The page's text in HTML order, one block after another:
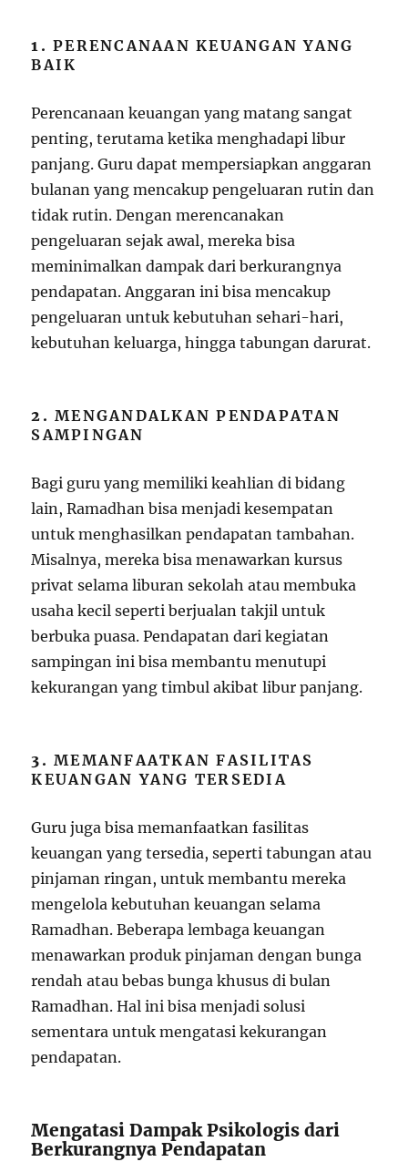
1.PERENCANAAN KEUANGAN YANG
BAIK
Perencanaan keuangan yang matang sangat
penting, terutama ketika menghadapi libur
panjang. Guru dapat mempersiapkan anggaran
bulanan yang mencakup pengeluaran rutin dan
tidak rutin. Dengan merencanakan
pengeluaran sejak awal, mereka bisa
meminimalkan dampak dari berkurangnya
pendapatan. Anggaran ini bisa mencakup
pengeluaran untuk kebutuhan sehari-hari,
kebutuhan keluarga, hingga tabungan darurat.
2.MENGANDALKAN PENDAPATAN
SAMPINGAN
Bagi guru yang memiliki keahlian di bidang
lain, Ramadhan bisa menjadi kesempatan
untuk menghasilkan pendapatan tambahan.
Misalnya, mereka bisa menawarkan kursus
privat selama liburan sekolah atau membuka
usaha kecil seperti berjualan takjil untuk
berbuka puasa. Pendapatan dari kegiatan
sampingan ini bisa membantu menutupi
kekurangan yang timbul akibat libur panjang.
3.MEMANFAATKAN FASILITAS
KEUANGAN YANG TERSEDIA
Guru juga bisa memanfaatkan fasilitas
keuangan yang tersedia, seperti tabungan atau
pinjaman ringan, untuk membantu mereka
mengelola kebutuhan keuangan selama
Ramadhan. Beberapa lembaga keuangan
menawarkan produk pinjaman dengan bunga
rendah atau bebas bunga khusus di bulan
Ramadhan. Hal ini bisa menjadi solusi
sementara untuk mengatasi kekurangan
pendapatan.
Mengatasi Dampak Psikologis dari
Berkurangnya Pendapatan